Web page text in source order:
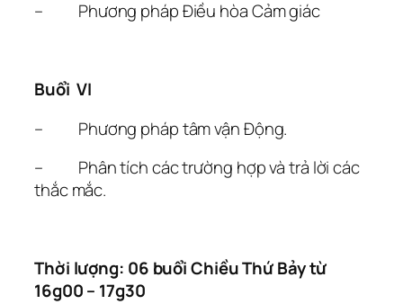
– Phương pháp Điều hòa Cảm giác
Buổi VI
– Phương pháp tâm vận Động.
– Phân tích các trường hợp và trả lời các
thắc mắc.
Thời lượng: 06 buổi Chiều Thứ Bảy từ
16g00 – 17g30